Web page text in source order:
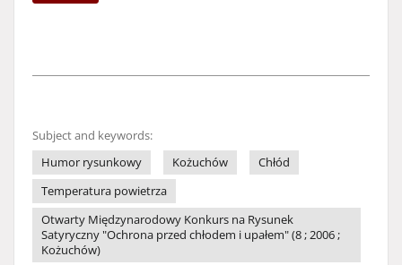
Subject and keywords:
Humor rysunkowy
Kożuchów
Chłód
Temperatura powietrza
Otwarty Międzynarodowy Konkurs na Rysunek
Satyryczny "Ochrona przed chłodem i upałem" (8 ; 2006 ;
Kożuchów)